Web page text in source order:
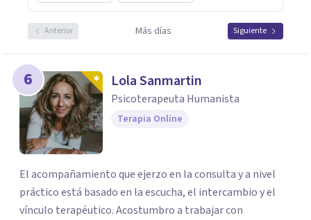
Anterior Más días Siguiente
6 Lola Sanmartin
Psicoterapeuta Humanista
Terapia Online
El acompañamiento que ejerzo en la consulta y a nivel
práctico está basado en la escucha, el intercambio y el
vínculo terapéutico. Acostumbro a trabajar con